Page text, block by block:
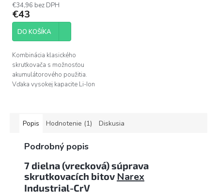
produktu
je
5,0
hviezdičiek.
€34,96 bez DPH
€43
DO KOŠÍKA
Kombinácia klasického
skrutkovača s možnosťou
akumulátorového použitia.
Vďaka vysokej kapacite Li-Ion
Popis Hodnotenie (1) Diskusia
Podrobný popis
7 dielna (vrecková) súprava
skrutkovacích bitov Narex
Industrial-CrV